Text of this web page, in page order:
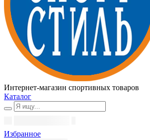
Интернет-магазин спортивных товаров
Каталог
Избранное